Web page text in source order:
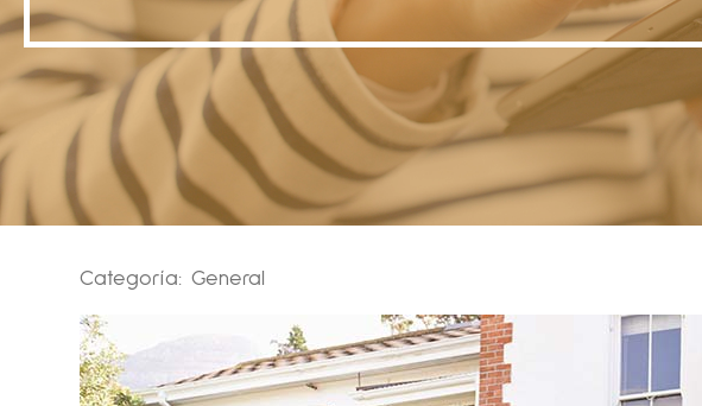
Categoría: General